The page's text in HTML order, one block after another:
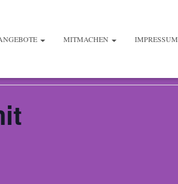
MITMACHEN IMPRESSUM